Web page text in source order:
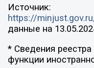
Источник:
https://
данные на
* Сведения
функции